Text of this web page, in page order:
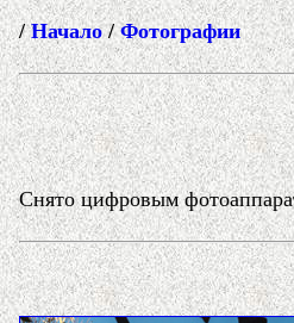
/Начало/Фотографии
Снято цифровым